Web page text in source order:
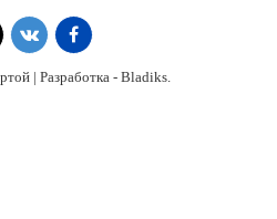
| Разработка - Bladiks